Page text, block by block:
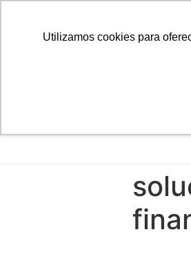
Utilizamos cookies para